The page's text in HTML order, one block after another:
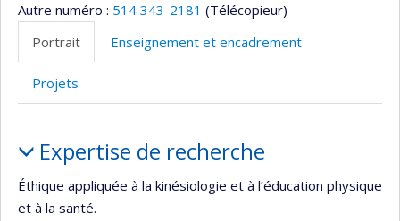
Autre numéro : 514 343-2181 (Télécopieur)
Portrait
Enseignement et encadrement
Projets
Expertise de recherche
Éthique appliquée à la kinésiologie et à l’éducation physique
et à la santé.